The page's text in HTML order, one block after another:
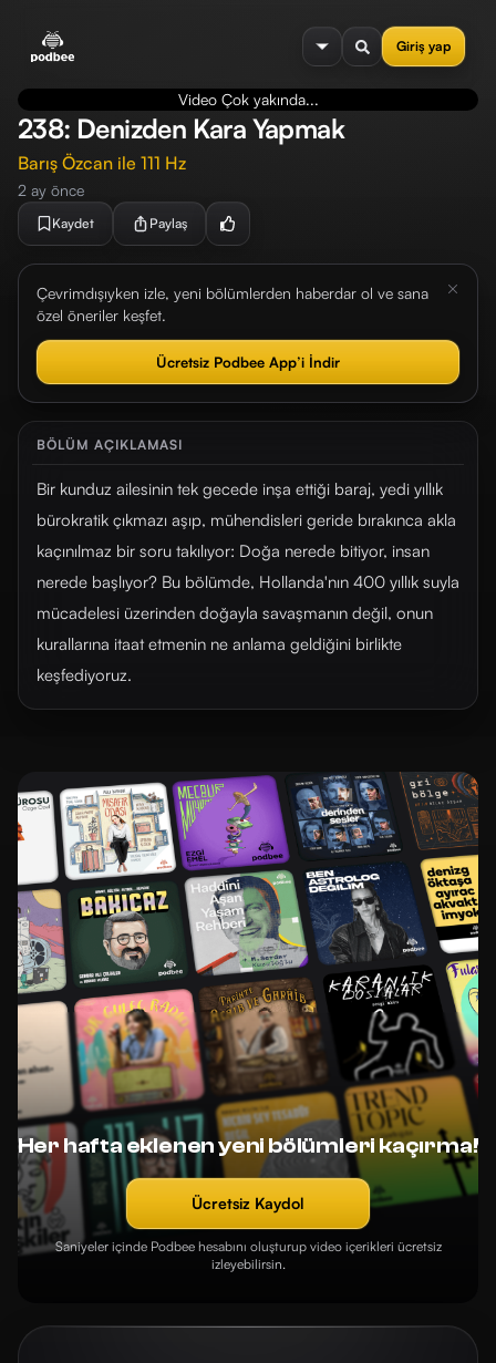
Giriş yap
menu
Video Çok yakında...
238: Denizden Kara Yapmak
Barış Özcan ile 111 Hz
2 ay önce
Kaydet Paylaş
Çevrimdışıyken izle, yeni bölümlerden haberdar ol ve sana
özel öneriler keşfet.
Ücretsiz Podbee App’i İndir
BÖLÜM AÇIKLAMASI
Bir kunduz ailesinin tek gecede inşa ettiği baraj, yedi yıllık
bürokratik çıkmazı aşıp, mühendisleri geride bırakınca akla
kaçınılmaz bir soru takılıyor: Doğa nerede bitiyor, insan
nerede başlıyor? Bu bölümde, Hollanda'nın 400 yıllık suyla
mücadelesi üzerinden doğayla savaşmanın değil, onun
kurallarına itaat etmenin ne anlama geldiğini birlikte
keşfediyoruz.
Her hafta eklenen yeni bölümleri kaçırma!
Ücretsiz Kaydol
Saniyeler içinde Podbee hesabını oluşturup video içerikleri ücretsiz
izleyebilirsin.